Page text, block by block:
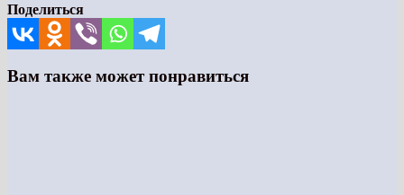
Поделиться
Вам также может понравиться